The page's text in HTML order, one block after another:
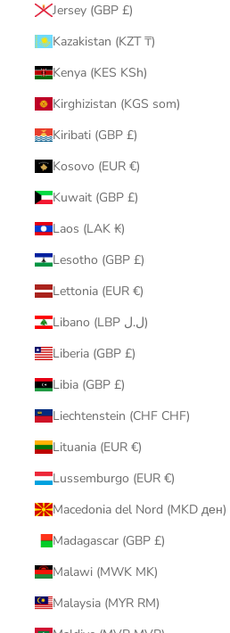
Jersey (GBP £)
Kazakistan (KZT ₸)
Kenya (KES KSh)
Kirghizistan (KGS som)
Kiribati (GBP £)
Kosovo (EUR €)
Kuwait (GBP £)
Laos (LAK ₭)
Lesotho (GBP £)
Lettonia (EUR €)
Libano (LBP ل.ل)
Liberia (GBP £)
Libia (GBP £)
Liechtenstein (CHF CHF)
Lituania (EUR €)
Lussemburgo (EUR €)
Macedonia del Nord (MKD ден)
Madagascar (GBP £)
Malawi (MWK MK)
Malaysia (MYR RM)